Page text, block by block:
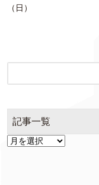
（日）
記事一覧